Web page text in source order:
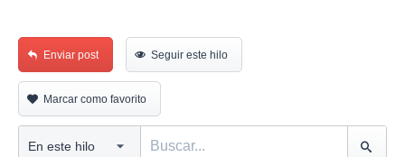
Enviar post Seguir este hilo
Marcar como favorito